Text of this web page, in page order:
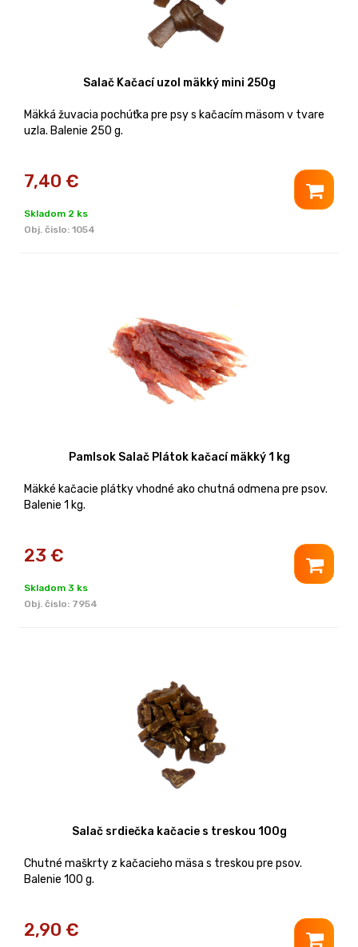
Salač Kačací uzol mäkký mini 250g
Mäkká žuvacia pochúťka pre psy s kačacím mäsom v tvare
uzla. Balenie 250 g.
7,40 €
Skladom 2 ks
Obj. čislo: 1054
Pamlsok Salač Plátok kačací mäkký 1 kg
Mäkké kačacie plátky vhodné ako chutná odmena pre psov.
Balenie 1 kg.
23 €
Skladom 3 ks
Obj. čislo: 7954
Salač srdiečka kačacie s treskou 100g
Chutné maškrty z kačacieho mäsa s treskou pre psov.
Balenie 100 g.
2,90 €